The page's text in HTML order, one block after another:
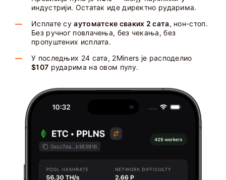
индустрији. Остатак иде директно рударима.
Исплате суаутоматске сваких 2 сата, нон-стоп.
Без ручног повлачења, без чекања, без
пропуштених исплата.
У последњих 24 сата, 2Miners је расподелио
$107 рударима на овом пулу.